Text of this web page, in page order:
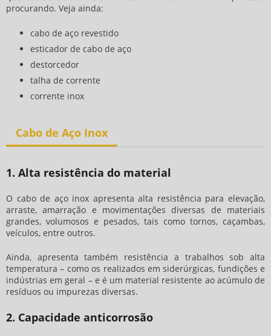
procurando. Veja ainda:
cabo de aço revestido
esticador de cabo de aço
destorcedor
talha de corrente
corrente inox
Cabo de Aço Inox
1. Alta resistência do material
O cabo de aço inox apresenta alta resistência para elevação,
arraste, amarração e movimentações diversas de materiais
grandes, volumosos e pesados, tais como tornos, caçambas,
veículos, entre outros.
Ainda, apresenta também resistência a trabalhos sob alta
temperatura – como os realizados em siderúrgicas, fundições e
indústrias em geral – e é um material resistente ao acúmulo de
resíduos ou impurezas diversas.
2. Capacidade anticorrosão